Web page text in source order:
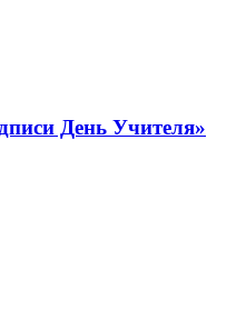
День Учителя»